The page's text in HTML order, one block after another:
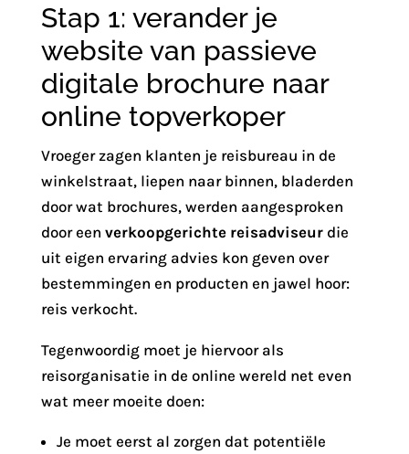
Stap 1: verander je
website van passieve
digitale brochure naar
online topverkoper
Vroeger zagen klanten je reisbureau in de
winkelstraat, liepen naar binnen, bladerden
door wat brochures, werden aangesproken
door een verkoopgerichte reisadviseurdie
uit eigen ervaring advies kon geven over
bestemmingen en producten en jawel hoor:
reis verkocht.
Tegenwoordig moet je hiervoor als
reisorganisatie in de online wereld net even
wat meer moeite doen:
Je moet eerst al zorgen dat potentiële